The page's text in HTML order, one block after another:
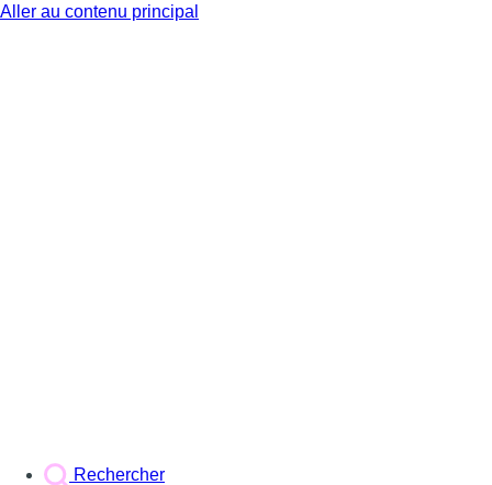
Aller au contenu principal
Rechercher